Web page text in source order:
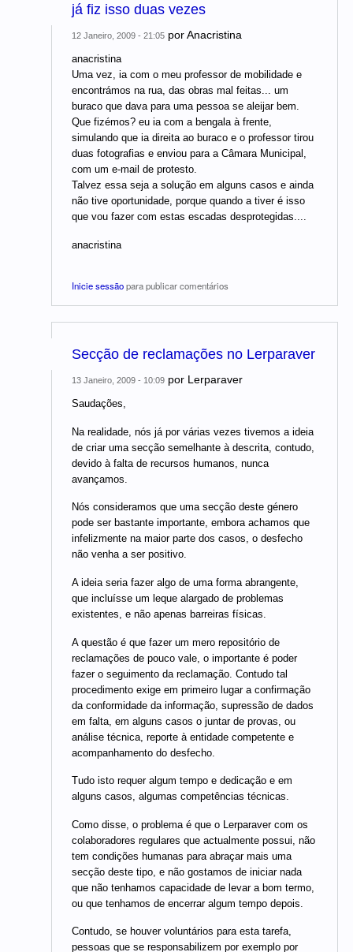
já fiz isso duas vezes
12 Janeiro, 2009 - 21:05 porAnacristina
anacristina
Uma vez, ia com o meu professor de mobilidade e
encontrámos na rua, das obras mal feitas... um
buraco que dava para uma pessoa se aleijar bem.
Que fizémos? eu ia com a bengala à frente,
simulando que ia direita ao buraco e o professor tirou
duas fotografias e enviou para a Câmara Municipal,
com um e-mail de protesto.
Talvez essa seja a solução em alguns casos e ainda
não tive oportunidade, porque quando a tiver é isso
que vou fazer com estas escadas desprotegidas....
anacristina
Inicie sessãopara publicar comentários
Secção de reclamações no Lerparaver
13 Janeiro, 2009 - 10:09 por Lerparaver
Saudações,
Na realidade, nós já por várias vezes tivemos a ideia
de criar uma secção semelhante à descrita, contudo,
devido à falta de recursos humanos, nunca
avançamos.
Nós consideramos que uma secção deste género
pode ser bastante importante, embora achamos que
infelizmente na maior parte dos casos, o desfecho
não venha a ser positivo.
A ideia seria fazer algo de uma forma abrangente,
que incluísse um leque alargado de problemas
existentes, e não apenas barreiras físicas.
A questão é que fazer um mero repositório de
reclamações de pouco vale, o importante é poder
fazer o seguimento da reclamação. Contudo tal
procedimento exige em primeiro lugar a confirmação
da conformidade da informação, supressão de dados
em falta, em alguns casos o juntar de provas, ou
análise técnica, reporte à entidade competente e
acompanhamento do desfecho.
Tudo isto requer algum tempo e dedicação e em
alguns casos, algumas competências técnicas.
Como disse, o problema é que o Lerparaver com os
colaboradores regulares que actualmente possui, não
tem condições humanas para abraçar mais uma
secção deste tipo, e não gostamos de iniciar nada
que não tenhamos capacidade de levar a bom termo,
ou que tenhamos de encerrar algum tempo depois.
Contudo, se houver voluntários para esta tarefa,
pessoas que se responsabilizem por exemplo por